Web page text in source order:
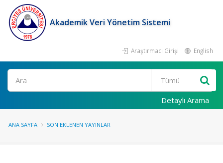
Akademik Veri Yönetim Sistemi
Araştırmacı Girişi English
Ara
Detaylı Arama
ANA SAYFA SON EKLENEN YAYINLAR